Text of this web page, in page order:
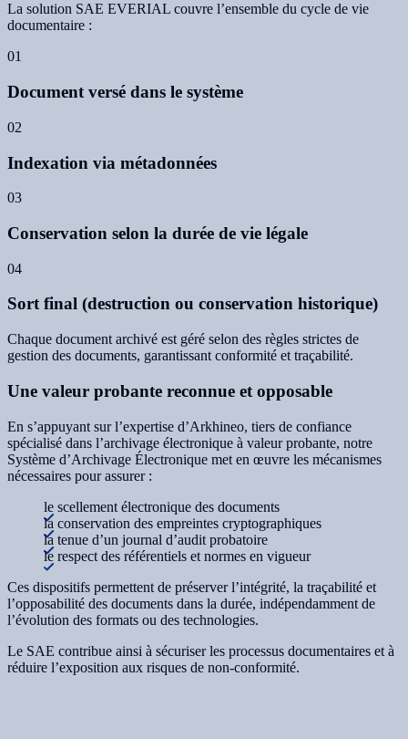
La solution SAE EVERIAL couvre l’ensemble du cycle de vie
documentaire :
01
Document versé dans le système
02
Indexation via métadonnées
03
Conservation selon la durée de vie légale
04
Sort final (destruction ou conservation historique)
Chaque document archivé est géré selon des règles strictes de
gestion des documents, garantissant conformité et traçabilité.
Une valeur probante reconnue et opposable
En s’appuyant sur l’expertise d’Arkhineo, tiers de confiance
spécialisé dans l’archivage électronique à valeur probante, notre
Système d’Archivage Électronique met en œuvre les mécanismes
nécessaires pour assurer :
le scellement électronique des documents
la conservation des empreintes cryptographiques
la tenue d’un journal d’audit probatoire
le respect des référentiels et normes en vigueur
Ces dispositifs permettent de préserver l’intégrité, la traçabilité et
l’opposabilité des documents dans la durée, indépendamment de
l’évolution des formats ou des technologies.
Le SAE contribue ainsi à sécuriser les processus documentaires et à
réduire l’exposition aux risques de non-conformité.